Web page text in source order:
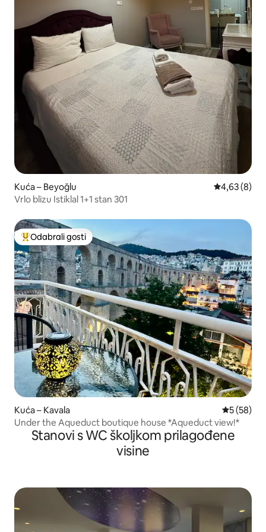
Kuća – Beyoğlu Prosječna
4,63 (8)
Vrlo blizu Istiklal 1+1 stan 301
Među najviše rangiranima s oznakom „Odabrali gosti”
Odabrali gosti
Kuća – Kavala Prosječna
5 (58)
Under the Aqueduct boutique house *Aqueduct view!*
Stanovi s WC školjkom prilagođene
visine